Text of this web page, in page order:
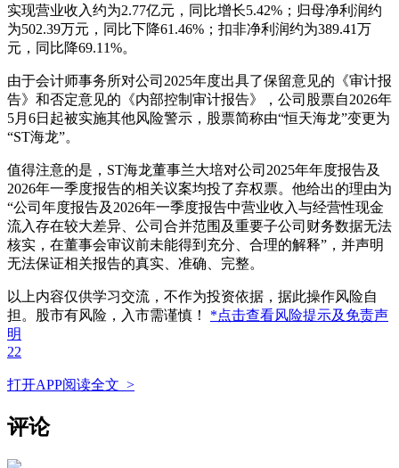
实现营业收入约为2.77亿元，同比增长5.42%；归母净利润约
为502.39万元，同比下降61.46%；扣非净利润约为389.41万
元，同比降69.11%。
由于会计师事务所对公司2025年度出具了保留意见的《审计报
告》和否定意见的《内部控制审计报告》，公司股票自2026年
5月6日起被实施其他风险警示，股票简称由“恒天海龙”变更为
“ST海龙”。
值得注意的是，ST海龙董事兰大培对公司2025年年度报告及
2026年一季度报告的相关议案均投了弃权票。他给出的理由为
“公司年度报告及2026年一季度报告中营业收入与经营性现金
流入存在较大差异、公司合并范围及重要子公司财务数据无法
核实，在董事会审议前未能得到充分、合理的解释”，并声明
无法保证相关报告的真实、准确、完整。
以上内容仅供学习交流，不作为投资依据，据此操作风险自
担。股市有风险，入市需谨慎！ *点击查看风险提示及免责声
明
22
打开APP阅读全文 >
评论